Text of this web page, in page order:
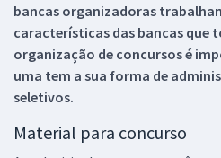
bancas organizadoras
características das bancas que
organização de concursos é
uma tem a sua forma de
seletivos.
Material para concurso